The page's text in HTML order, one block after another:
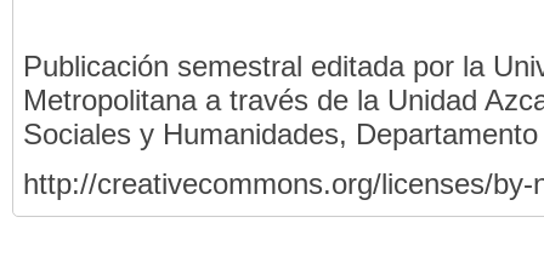
Publicación semestral editada por la
Metropolitana a través de la Unidad
Sociales y Humanidades,
http://creativecommons.org/licenses/by-